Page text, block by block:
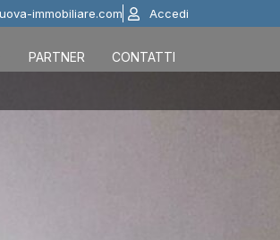
immobiliare.com Accedi
PARTNER CONTATTI